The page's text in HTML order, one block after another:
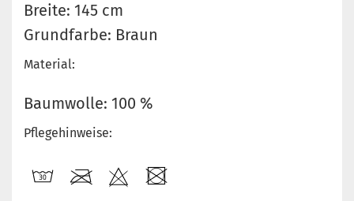
Breite: 145 cm
Grundfarbe: Braun
Material:
Baumwolle: 100 %
Pflegehinweise: